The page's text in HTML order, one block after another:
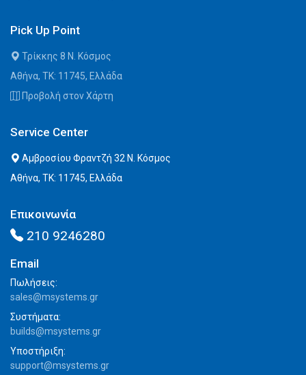
Pick Up Point
Τρίκκης 8 Ν. Κόσμος
Αθήνα, ΤΚ: 11745, Ελλάδα
Προβολή στον Χάρτη
Service Center
Αμβροσίου Φραντζή 32 Ν. Κόσμος
Αθήνα, ΤΚ: 11745, Ελλάδα
Επικοινωνία
210 9246280
Email
Πωλήσεις:
sales@msystems.gr
Συστήματα:
builds@msystems.gr
Υποστήριξη:
support@msystems.gr